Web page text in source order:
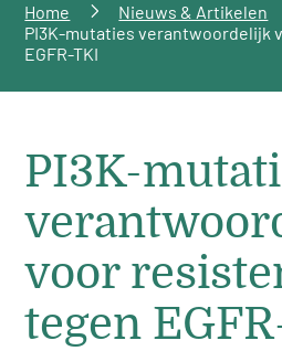
Home Nieuws & Artikelen
PI3K-mutaties verantwoordelijk
EGFR-TKI
PI3K-
voor
tegen